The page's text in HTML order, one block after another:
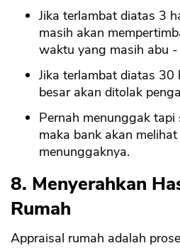
Jika terlambat diatas 3
masih akan
waktu yang masih abu -
Jika terlambat diatas 30
besar akan ditolak
Pernah menunggak
maka bank akan
menunggaknya.
8. Menyerahkan
Rumah
Appraisal rumah adalah